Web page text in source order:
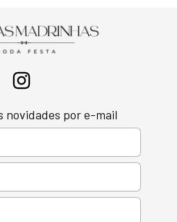
novidades por e-mail